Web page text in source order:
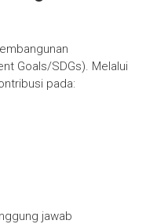
Goals/SDGs). Melalui
pada:
jawab